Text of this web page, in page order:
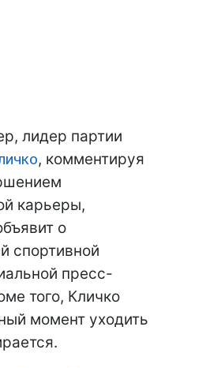
лидер партии
, комментируя
карьеры,
о
спортивной
пресс-
того, Кличко
момент уходить